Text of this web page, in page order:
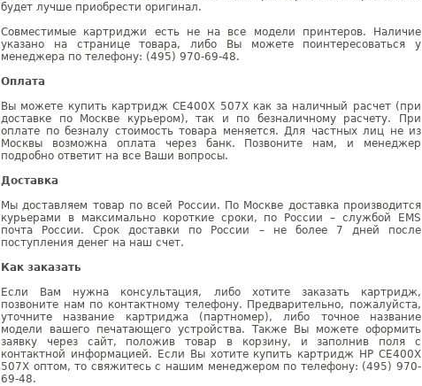
будет лучше приобрести оригинал.
Совместимые картриджи есть не на все модели принтеров. Наличие
указано на странице товара, либо Вы можете поинтересоваться у
менеджера по телефону: (495) 970-69-48.
Оплата
Вы можете купить картридж CE400X 507X как за наличный расчет (при
доставке по Москве курьером), так и по безналичному расчету. При
оплате по безналу стоимость товара меняется. Для частных лиц не из
Москвы возможна оплата через банк. Позвоните нам, и менеджер
подробно ответит на все Ваши вопросы.
Доставка
Мы доставляем товар по всей России. По Москве доставка производится
курьерами в максимально короткие сроки, по России – службой EMS
почта России. Срок доставки по России – не более 7 дней после
поступления денег на наш счет.
Как заказать
Если Вам нужна консультация, либо хотите заказать картридж,
позвоните нам по контактному телефону. Предварительно, пожалуйста,
уточните название картриджа (партномер), либо точное название
модели вашего печатающего устройства. Также Вы можете оформить
заявку через сайт, положив товар в корзину, и заполнив поля с
контактной информацией. Если Вы хотите купить картридж HP CE400X
507X оптом, то свяжитесь с нашим менеджером по телефону: (495) 970-
69-48.